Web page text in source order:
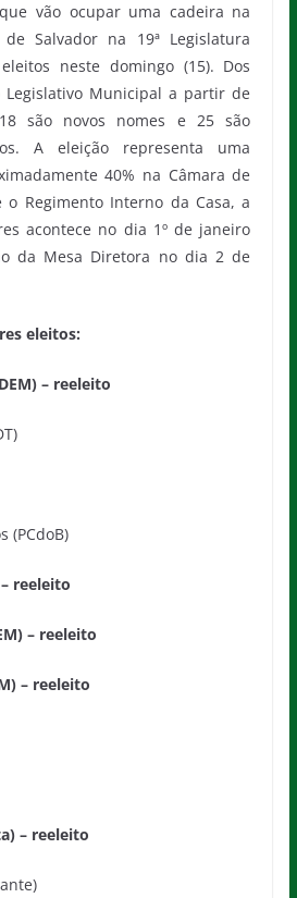
vão ocupar uma cadeira na
Salvador na 19ª Legislatura
neste domingo (15). Dos
Municipal a partir de
são novos nomes e 25 são
A eleição representa uma
40% na Câmara de
o Regimento Interno da Casa, a
acontece no dia 1º de janeiro
da Mesa Diretora no dia 2 de
eleitos:
– reeleito
(PCdoB)
reeleito
– reeleito
– reeleito
– reeleito